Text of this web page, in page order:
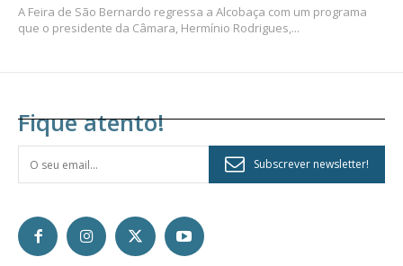
A Feira de São Bernardo regressa a Alcobaça com um programa
que o presidente da Câmara, Hermínio Rodrigues,...
Fique atento!
Subscrever newsletter!